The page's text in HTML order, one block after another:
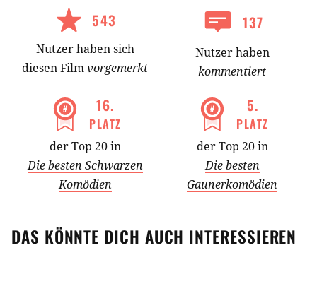
543
Nutzerhabensich
diesen Filmvorgemerkt
137
Nutzer haben
kommentiert
16.
PLATZ
der Top 20 in
Die besten Schwarzen
Komödien
5.
PLATZ
der Top 20 in
Die besten
Gaunerkomödien
DAS KÖNNTE DICH AUCH INTERESSIEREN